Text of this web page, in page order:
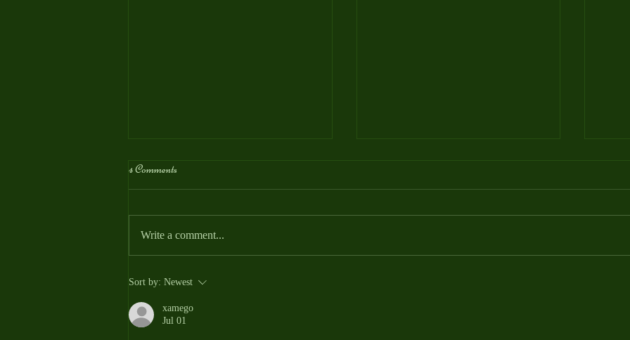
2 Man Scramble Winners!
2 Man Scramble - May 4th!
4 Comments
Write a comment...
Sort by: Newest
xamego
Jul 01